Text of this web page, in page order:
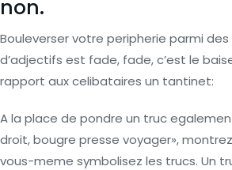
non.
Bouleverser votre peripherie parmi
d’adjectifs est fade, fade, c’est le
rapport aux celibataires un tantinet:
A la place de pondre un truc
droit, bougre presse voyager»,
vous-meme symbolisez les trucs. Un